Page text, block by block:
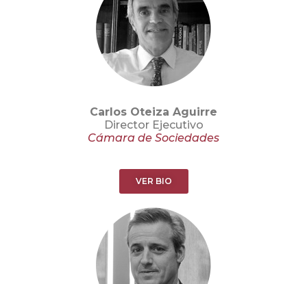
Carlos Oteiza Aguirre
Director Ejecutivo
Cámara de Sociedades
VER BIO